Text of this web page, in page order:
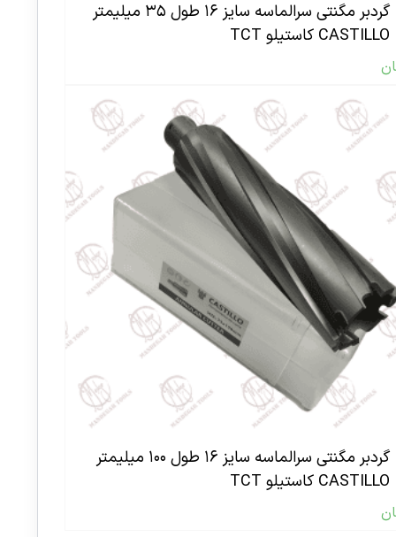
گردبر مگنتی سرالماسه سایز ۱۶ طول ۳۵ میلیمتر
CASTILLO کاستیلو TCT
گردبر مگنتی سرالماسه سایز ۱۶ طول ۱۰۰ میلیمتر
CASTILLO کاستیلو TCT